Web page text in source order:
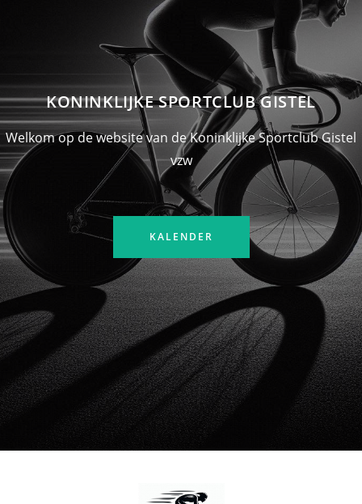
KONINKLIJKE SPORTCLUB GISTEL
Welkom op de website van de Koninklijke Sportclub Gistel
vzw
KALENDER